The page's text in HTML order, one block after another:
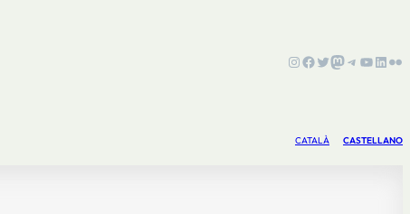
Instagram
Facebook
Twitter
Mastodon
Telegram
CATALÀ CASTELLANO